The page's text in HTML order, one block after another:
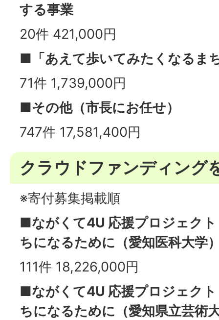
する事業
20件 421,000円
■「あえて歩いてみたくなるま
71件 1,739,000円
■その他（市長にお任せ）
747件 17,581,400円
クラウドファンディング
※寄付募集掲載順
■ながくて4U 応援プロジェク
ちになるために（愛知医科大学
111件 18,226,000円
■ながくて4U 応援プロジェク
ちになるために（愛知県立芸術